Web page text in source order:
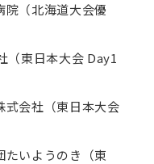
北海道大会優
大会 Day1
東日本大会
うのき（東